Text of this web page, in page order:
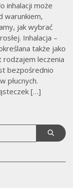
inhalacji może
warunkiem,
jak wybrać
Inhalacja –
także jako
leczenia
bezpośrednio
płucnych.
[…]